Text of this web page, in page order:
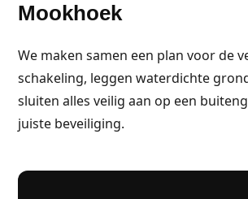
Mookhoek
We maken samen een plan voor de
schakeling, leggen waterdichte
sluiten alles veilig aan op een
juiste beveiliging.